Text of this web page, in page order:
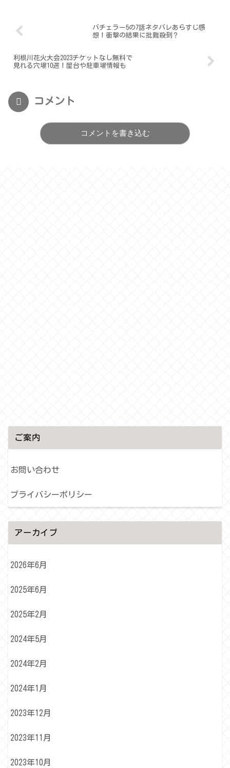
バチェラー5の7話ネタバレあらすじ感
想！衝撃の結果に批難殺到？
利根川花火大会2023チケットなし無料で
見れる穴場10選！屋台や駐車場情報も
コメント
コメントを書き込む
ご案内
お問い合わせ
プライバシーポリシー
アーカイブ
2026年6月
2025年6月
2025年2月
2024年5月
2024年2月
2024年1月
2023年12月
2023年11月
2023年10月